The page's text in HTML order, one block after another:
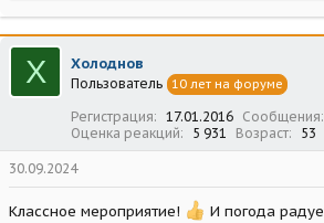
а
к
ц
и
и
Х Холоднов
Пользователь 10 лет на форуме
Регистрация 17.01.2016 Сообщения
Оценка реакций
5 931 Возраст 53
30.09.2024
Классное мероприятие! И погода